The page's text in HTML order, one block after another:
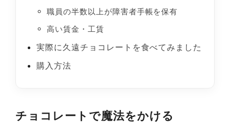
職員の半数以上が障害者手帳を保有
高い賃金・工賃
実際に久遠チョコレートを食べてみました
購入方法
チョコレートで魔法をかける